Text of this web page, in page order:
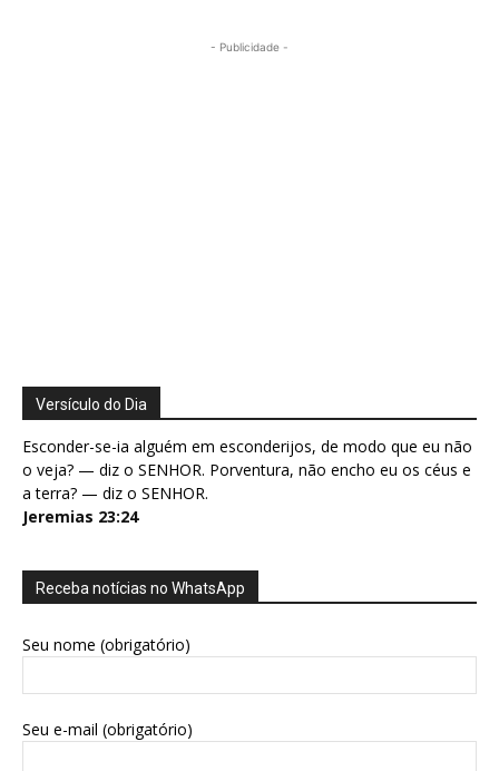
- Publicidade -
Versículo do Dia
Esconder-se-ia alguém em esconderijos, de modo que eu não
o veja? — diz o SENHOR. Porventura, não encho eu os céus e
a terra? — diz o SENHOR.
Jeremias 23:24
Receba notícias no WhatsApp
Seu nome (obrigatório)
Seu e-mail (obrigatório)